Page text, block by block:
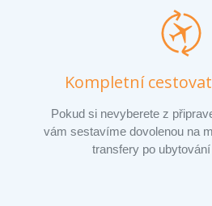
Kompletní
Pokud si nevyberete z
vám sestavíme dovolenou na
transfery po